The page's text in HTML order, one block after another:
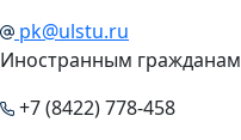
pk@ulstu.ru
Иностранным гражданам
+7 (8422) 778-458